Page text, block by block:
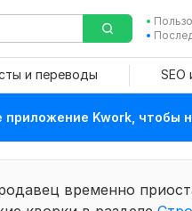
и переводы SEO
приложение Kwork, чтобы
временно